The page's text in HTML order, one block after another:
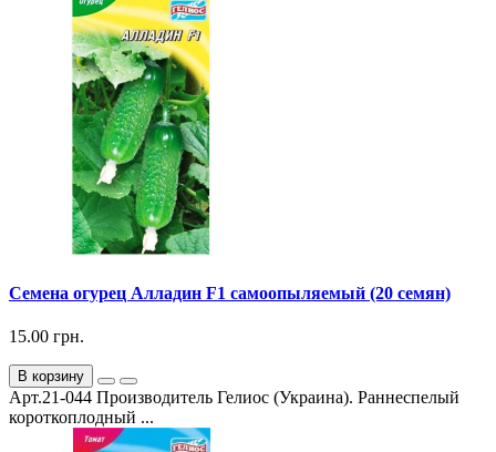
Семена огурец Алладин F1 самоопыляемый (20 семян)
15.00 грн.
В корзину
Арт.21-044 Производитель Гелиос (Украина). Раннеспелый
короткоплодный ...